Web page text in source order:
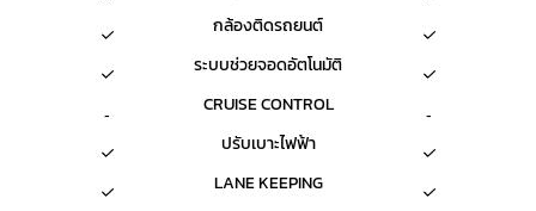
- -
กล้องติดรถยนต์
ระบบช่วยจอดอัตโนมัติ
CRUISE CONTROL
ปรับเบาะไฟฟ้า
LANE KEEPING